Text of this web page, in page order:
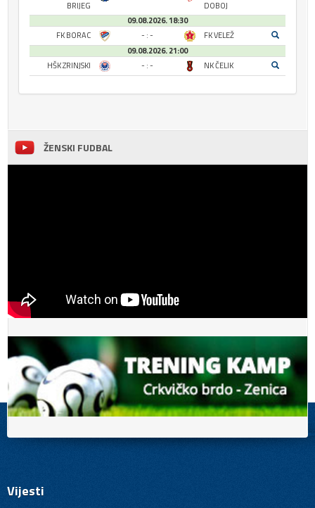
BRIJEG
DOBOJ
09.08.2026. 18:30
FK BORAC
- : -
FK VELEŽ
09.08.2026. 21:00
HŠK ZRINJSKI
- : - NK ČELIK
ŽENSKI FUDBAL
Vijesti